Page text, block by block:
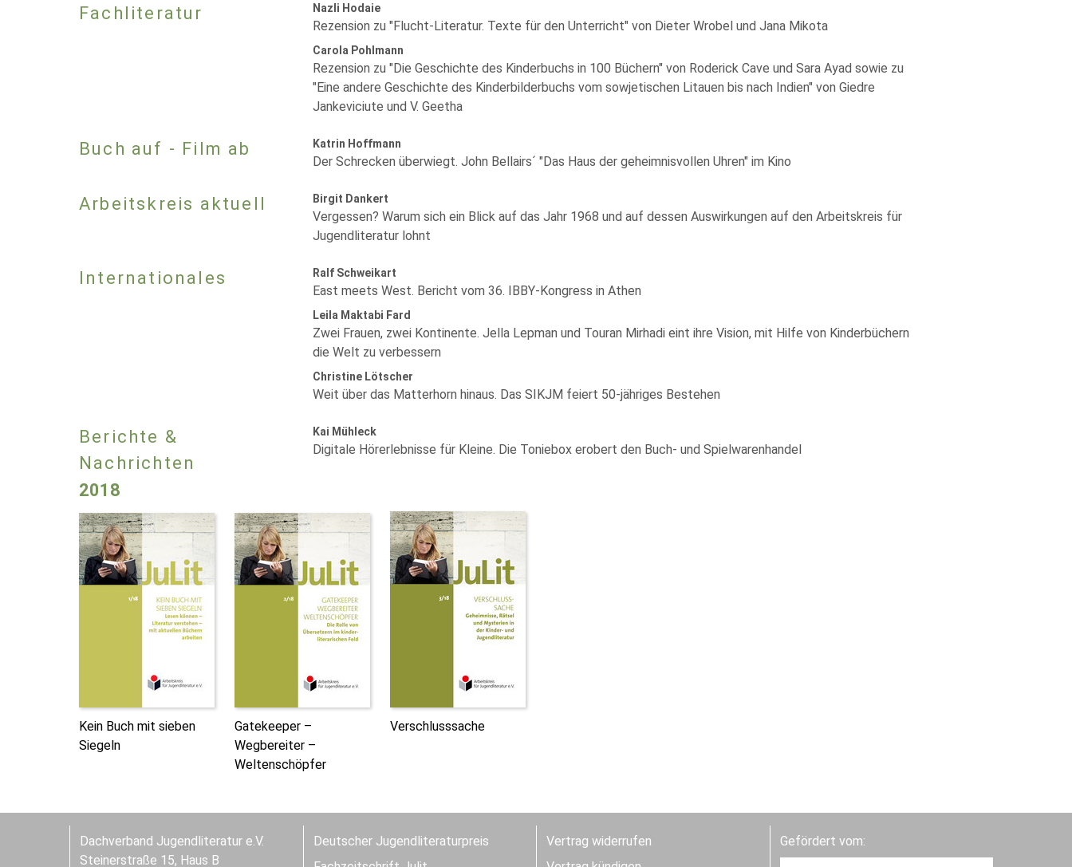
Fachliteratur Nazli Hodaie
Rezension zu "Flucht-Literatur. Texte für den Unterricht" von Dieter Wrobel und Jana Mikota
Carola Pohlmann
Rezension zu "Die Geschichte des Kinderbuchs in 100 Büchern" von Roderick Cave und Sara Ayad sowie zu
"Eine andere Geschichte des Kinderbilderbuchs vom sowjetischen Litauen bis nach Indien" von Giedre
Jankeviciute und V. Geetha
Buch auf - Film ab Katrin Hoffmann
Der Schrecken überwiegt. John Bellairs´ "Das Haus der geheimnisvollen Uhren" im Kino
Arbeitskreis aktuell Birgit Dankert
Vergessen? Warum sich ein Blick auf das Jahr 1968 und auf dessen Auswirkungen auf den Arbeitskreis für
Jugendliteratur lohnt
Internationales Ralf Schweikart
East meets West. Bericht vom 36. IBBY-Kongress in Athen
Leila Maktabi Fard
Zwei Frauen, zwei Kontinente. Jella Lepman und Touran Mirhadi eint ihre Vision, mit Hilfe von Kinderbüchern
die Welt zu verbessern
Christine Lötscher
Weit über das Matterhorn hinaus. Das SIKJM feiert 50-jähriges Bestehen
Berichte &
Nachrichten
Kai Mühleck
Digitale Hörerlebnisse für Kleine. Die Toniebox erobert den Buch- und Spielwarenhandel
2018
Kein Buch mit sieben
Siegeln
Gatekeeper –
Wegbereiter –
Weltenschöpfer
Verschlusssache
Dachverband Jugendliteratur e.V.
Steinerstraße 15, Haus B
Deutscher Jugendliteraturpreis
Vertrag widerrufen
Gefördert vom: